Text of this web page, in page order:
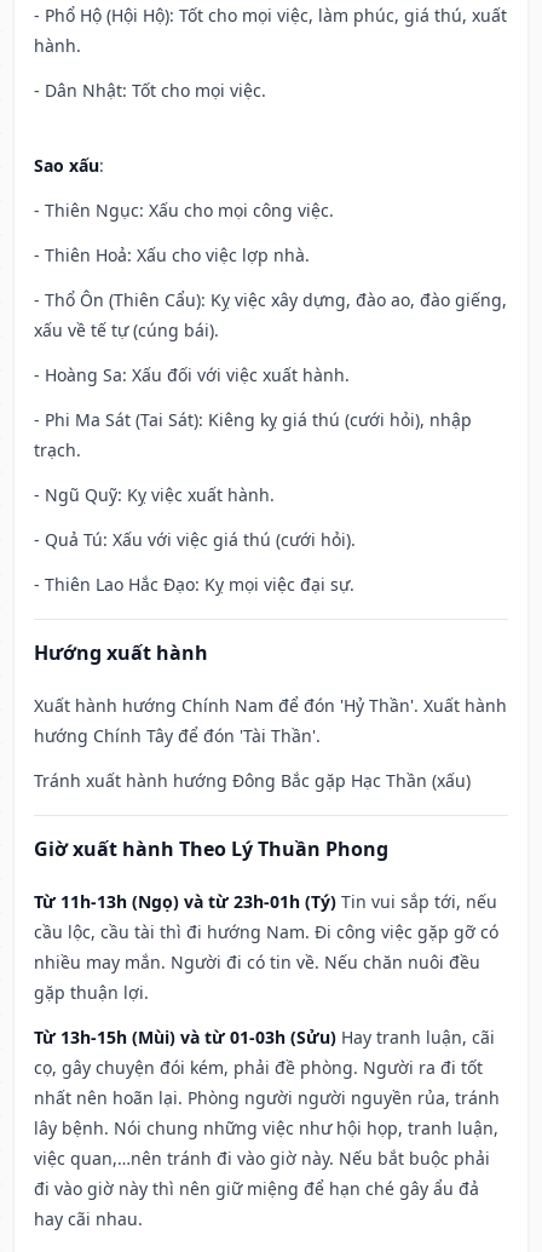
- Phổ Hộ (Hội Hộ): Tốt cho mọi việc, làm phúc, giá thú, xuất
hành.
- Dân Nhật: Tốt cho mọi việc.
Sao xấu:
- Thiên Ngục: Xấu cho mọi công việc.
- Thiên Hoả: Xấu cho việc lợp nhà.
- Thổ Ôn (Thiên Cẩu): Kỵ việc xây dựng, đào ao, đào giếng,
xấu về tế tự (cúng bái).
- Hoàng Sa: Xấu đối với việc xuất hành.
- Phi Ma Sát (Tai Sát): Kiêng kỵ giá thú (cưới hỏi), nhập
trạch.
- Ngũ Quỹ: Kỵ việc xuất hành.
- Quả Tú: Xấu với việc giá thú (cưới hỏi).
- Thiên Lao Hắc Đạo: Kỵ mọi việc đại sự.
Hướng xuất hành
Xuất hành hướng Chính Nam để đón 'Hỷ Thần'. Xuất hành
hướng Chính Tây để đón 'Tài Thần'.
Tránh xuất hành hướng Đông Bắc gặp Hạc Thần (xấu)
Giờ xuất hành Theo Lý Thuần Phong
Từ 11h-13h (Ngọ) và từ 23h-01h (Tý) Tin vui sắp tới, nếu
cầu lộc, cầu tài thì đi hướng Nam. Đi công việc gặp gỡ có
nhiều may mắn. Người đi có tin về. Nếu chăn nuôi đều
gặp thuận lợi.
Từ 13h-15h (Mùi) và từ 01-03h (Sửu) Hay tranh luận, cãi
cọ, gây chuyện đói kém, phải đề phòng. Người ra đi tốt
nhất nên hoãn lại. Phòng người người nguyền rủa, tránh
lây bệnh. Nói chung những việc như hội họp, tranh luận,
việc quan,…nên tránh đi vào giờ này. Nếu bắt buộc phải
đi vào giờ này thì nên giữ miệng để hạn ché gây ẩu đả
hay cãi nhau.